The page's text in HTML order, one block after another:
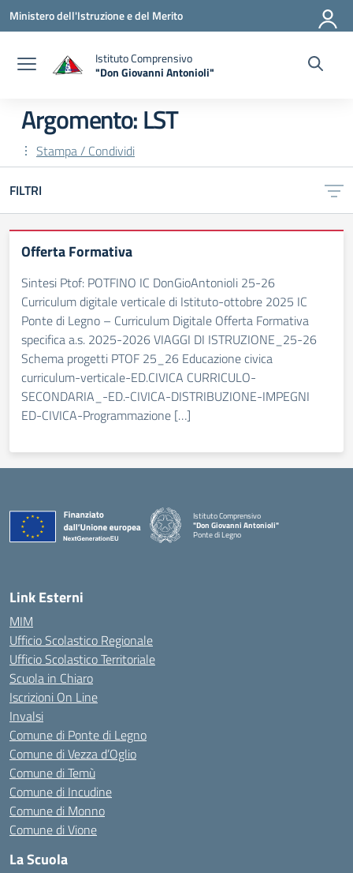
Vai ai contenuti
Vai al menu di navigazione
Vai al footer
Ministero dell'Istruzione e del Merito
Istituto Comprensivo
"Don Giovanni Antonioli"
Argomento: LST
Stampa / Condividi
FILTRI
Offerta Formativa
Sintesi Ptof: POTFINO IC DonGioAntonioli 25-26
Curriculum digitale verticale di Istituto-ottobre 2025 IC
Ponte di Legno – Curriculum Digitale Offerta Formativa
specifica a.s. 2025-2026 VIAGGI DI ISTRUZIONE_25-26
Schema progetti PTOF 25_26 Educazione civica
curriculum-verticale-ED.CIVICA CURRICULO-
SECONDARIA_-ED.-CIVICA-DISTRIBUZIONE-IMPEGNI
ED-CIVICA-Programmazione […]
Istituto Comprensivo
"Don Giovanni Antonioli"
Ponte di Legno
— Visita la pagina iniziale della scuola
Link Esterni
MIM
Ufficio Scolastico Regionale
Ufficio Scolastico Territoriale
Scuola in Chiaro
Iscrizioni On Line
Invalsi
Comune di Ponte di Legno
Comune di Vezza d’Oglio
Comune di Temù
Comune di Incudine
Comune di Monno
Comune di Vione
La Scuola